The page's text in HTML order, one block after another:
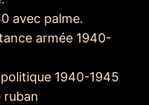
avec palme.
armée 1940-
1940-1945
ruban